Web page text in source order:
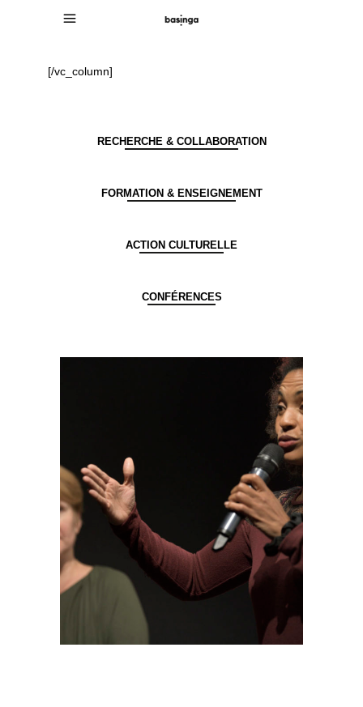
[/vc_column]
RECHERCHE & COLLABORATION
FORMATION & ENSEIGNEMENT
ACTION CULTURELLE
CONFÉRENCES